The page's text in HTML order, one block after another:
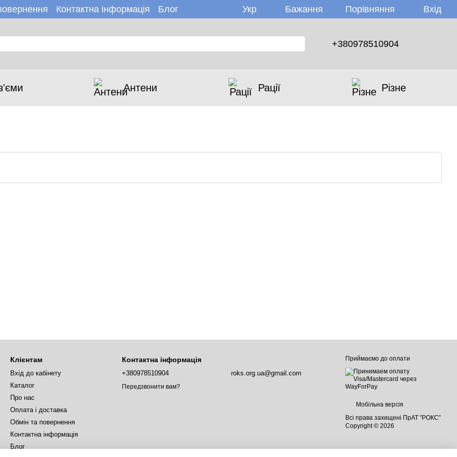
Контактна інформація
Блог
Укр Бажання Порівняння Вхід
+380978510904
Антени Рації Різне
Клієнтам
Вхід до кабінету
Каталог
Про нас
Оплата і доставка
Обмін та повернення
Контактна інформація
Блог
Контактна інформація
+380978510904
Передзвонити вам?
roks.org.ua@gmail.com
Приймаємо до оплати
Мобільна версія
Всі права захищені ПрАТ "РОКС"
Copyright © 2026